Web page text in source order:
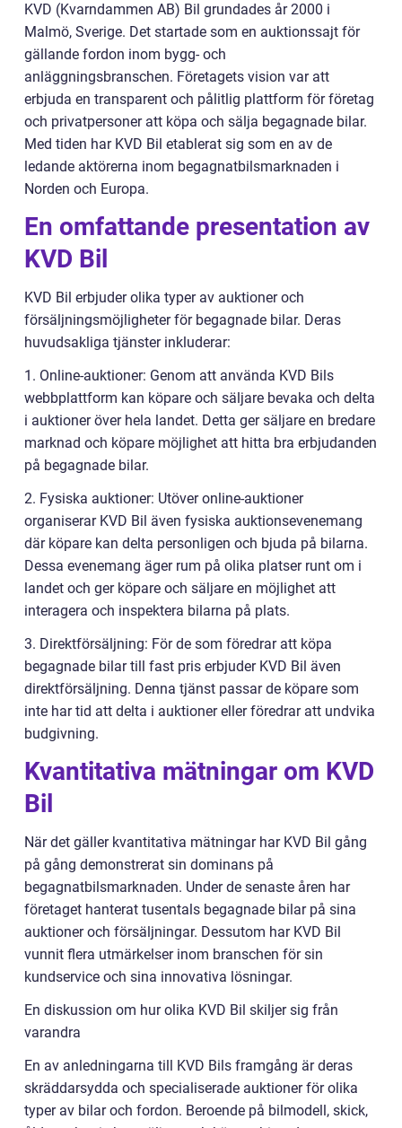
KVD (Kvarndammen AB) Bil grundades år 2000 i
Malmö, Sverige. Det startade som en auktionssajt för
gällande fordon inom bygg- och
anläggningsbranschen. Företagets vision var att
erbjuda en transparent och pålitlig plattform för företag
och privatpersoner att köpa och sälja begagnade bilar.
Med tiden har KVD Bil etablerat sig som en av de
ledande aktörerna inom begagnatbilsmarknaden i
Norden och Europa.
En omfattande presentation av
KVD Bil
KVD Bil erbjuder olika typer av auktioner och
försäljningsmöjligheter för begagnade bilar. Deras
huvudsakliga tjänster inkluderar:
1. Online-auktioner: Genom att använda KVD Bils
webbplattform kan köpare och säljare bevaka och delta
i auktioner över hela landet. Detta ger säljare en bredare
marknad och köpare möjlighet att hitta bra erbjudanden
på begagnade bilar.
2. Fysiska auktioner: Utöver online-auktioner
organiserar KVD Bil även fysiska auktionsevenemang
där köpare kan delta personligen och bjuda på bilarna.
Dessa evenemang äger rum på olika platser runt om i
landet och ger köpare och säljare en möjlighet att
interagera och inspektera bilarna på plats.
3. Direktförsäljning: För de som föredrar att köpa
begagnade bilar till fast pris erbjuder KVD Bil även
direktförsäljning. Denna tjänst passar de köpare som
inte har tid att delta i auktioner eller föredrar att undvika
budgivning.
Kvantitativa mätningar om KVD
Bil
När det gäller kvantitativa mätningar har KVD Bil gång
på gång demonstrerat sin dominans på
begagnatbilsmarknaden. Under de senaste åren har
företaget hanterat tusentals begagnade bilar på sina
auktioner och försäljningar. Dessutom har KVD Bil
vunnit flera utmärkelser inom branschen för sin
kundservice och sina innovativa lösningar.
En diskussion om hur olika KVD Bil skiljer sig från
varandra
En av anledningarna till KVD Bils framgång är deras
skräddarsydda och specialiserade auktioner för olika
typer av bilar och fordon. Beroende på bilmodell, skick,